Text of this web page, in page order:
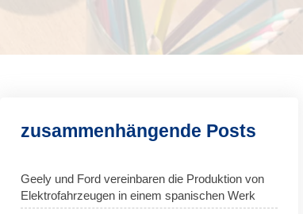
zusammenhängende Posts
Geely und Ford vereinbaren die Produktion von
Elektrofahrzeugen in einem spanischen Werk